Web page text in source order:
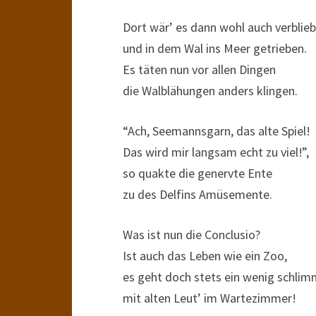
Dort wär’ es dann wohl auch
und in dem Wal ins Meer getrieben.
Es täten nun vor allen Dingen
die Walblähungen anders klingen.
“Ach, Seemannsgarn, das alte Spiel!
Das wird mir langsam echt zu viel!”,
so quakte die genervte Ente
zu des Delfins Amüsemente.
Was ist nun die Conclusio?
Ist auch das Leben wie ein Zoo,
es geht doch stets ein wenig
mit alten Leut’ im Wartezimmer!